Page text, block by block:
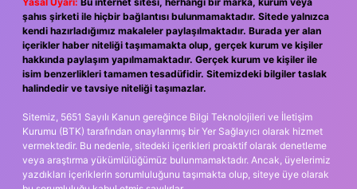
şahıs şirketi ile hiçbir bağlantısı bulunmamaktadır. Sitede yalnızca
kendi hazırladığımız makaleler paylaşılmaktadır. Burada yer alan
içerikler haber niteliği taşımamakta olup, gerçek kurum ve kişiler
hakkında paylaşım yapılmamaktadır. Gerçek kurum ve kişiler ile
isim benzerlikleri tamamen tesadüfidir. Sitemizdeki bilgiler taslak
halindedir ve tavsiye niteliği taşımazlar.
Sitemiz, 5651 Sayılı Kanun gereğince Bilgi Teknolojileri ve İletişim
Kurumu (BTK) tarafından onaylanmış bir Yer Sağlayıcı olarak hizmet
vermektedir. Bu nedenle, sitedeki içerikleri proaktif olarak denetleme
veya araştırma yükümlülüğümüz bulunmamaktadır. Ancak, üyelerimiz
yazdıkları içeriklerin sorumluluğunu taşımakta olup, siteye üye olarak